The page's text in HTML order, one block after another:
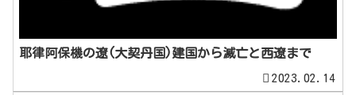
耶律阿保機の遼(大契丹国)建国から滅亡と西遼まで
2023.02.14